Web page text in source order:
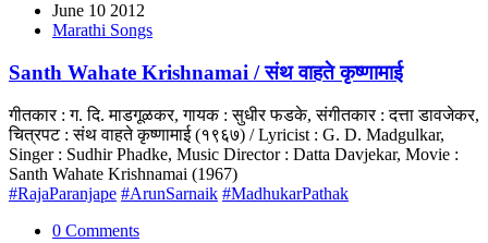
June 10 2012
Marathi Songs
Santh Wahate Krishnamai / संथ वाहते कृष्णामाई
गीतकार : ग. दि. माडगूळकर, गायक : सुधीर फडके, संगीतकार : दत्ता डावजेकर,
चित्रपट : संथ वाहते कृष्णामाई (१९६७) / Lyricist : G. D. Madgulkar,
Singer : Sudhir Phadke, Music Director : Datta Davjekar, Movie :
Santh Wahate Krishnamai (1967)
#RajaParanjape #ArunSarnaik #MadhukarPathak
0 Comments